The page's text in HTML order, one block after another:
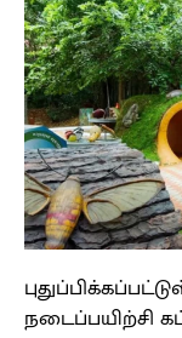
நடைப்பயிற்சி